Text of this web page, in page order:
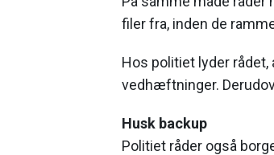
filer fra, inden de
Hos politiet lyder
vedhæftninger.
Husk backup
Politiet råder også